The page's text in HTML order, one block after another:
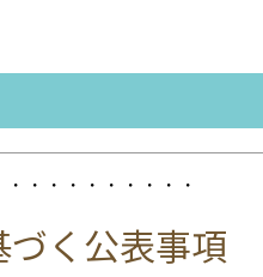
・・・・・・・・・
づく公表事項